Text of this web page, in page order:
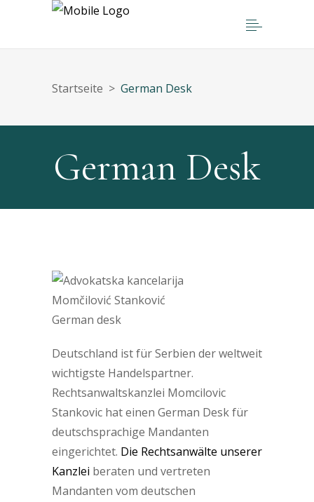
Startseite > German Desk
German Desk
Deutschland ist für Serbien der weltweit
wichtigste Handelspartner.
Rechtsanwaltskanzlei Momcilovic
Stankovic hat einen German Desk für
deutschsprachige Mandanten
eingerichtet. Die Rechtsanwälte unserer
Kanzlei beraten und vertreten
Mandanten vom deutschen